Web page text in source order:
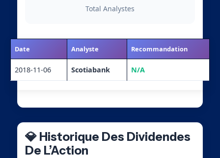
Total Analystes
Date Analyste Recommandation
2018-11-06 Scotiabank N/A
💎 Historique Des Dividendes
De L’Action